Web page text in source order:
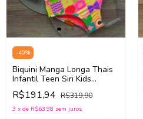
-40%
Biquini Manga Longa Thais
Infantil Teen Siri Kids
Frutale 40106
(Amarelo/Verde)
R$191,94 R$319,90
3 x de R$63,98 sem juros